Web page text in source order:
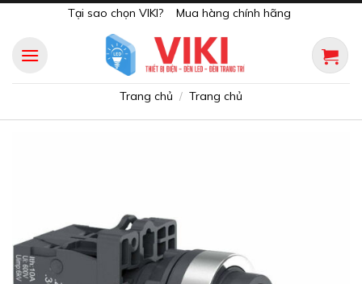
content
Tại sao chọn VIKI? Mua hàng chính hãng
Trang chủ / Trang chủ